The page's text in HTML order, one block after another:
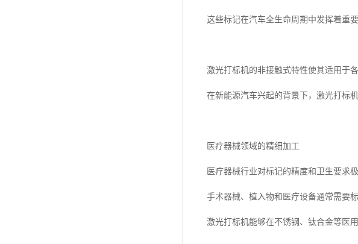
这些标记在汽车全生命周期中发挥着重
激光打标机的非接触式特性使其适用于
在新能源汽车兴起的背景下，激光打标
医疗器械领域的精细加工
医疗器械行业对标记的精度和卫生要求
手术器械、植入物和医疗设备通常需要
激光打标机能够在不锈钢、钛合金等医